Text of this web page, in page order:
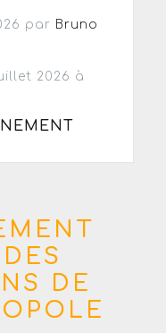
par Bruno
2026 à
DE